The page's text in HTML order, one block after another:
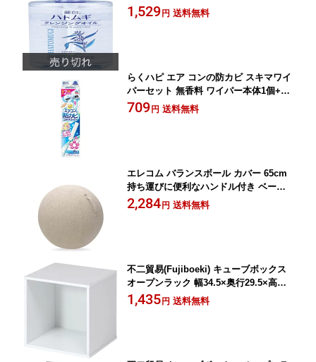
1,529円 送料無料
らくハピ エア コンの防カビ スキマワイ
パーセット 無香料 ワイパー本体1個+シ
ート4枚
709円 送料無料
エレコム バランスボール カバー 65cm
持ち運びに便利なハンドル付き ベージ
ュ HCF-BBC65BE
2,284円 送料無料
不二貿易(Fujiboeki) キューブボックス
オープンラック 幅34.5×奥行29.5×高さ3
4.5cm ホワイト 収納 カラーボックス 組
み合わせ自由 81901
1,435円 送料無料